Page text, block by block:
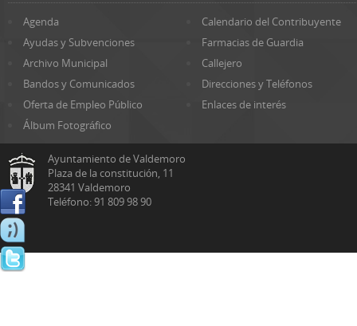
Agenda
Calendario del Contribuyente
Ayudas y Subvenciones
Farmacias de Guardia
Archivo Municipal
Callejero
Bandos y Comunicados
Direcciones y Teléfonos
Oferta de Empleo Público
Enlaces de interés
Álbum Fotográfico
Ayuntamiento de Valdemoro
Plaza de la constitución, 11
28341 Valdemoro
Teléfono: 91 809 98 90